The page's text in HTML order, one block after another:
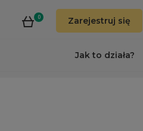
0 Zarejestruj się
Jak to działa?